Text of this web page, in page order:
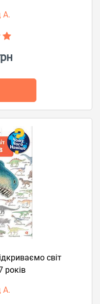
А.
світ
років
А.